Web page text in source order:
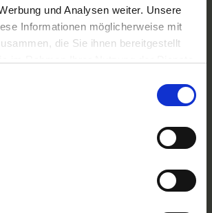
und Analysen weiter. Unsere
Informationen möglicherweise mit
die Sie ihnen bereitgestellt